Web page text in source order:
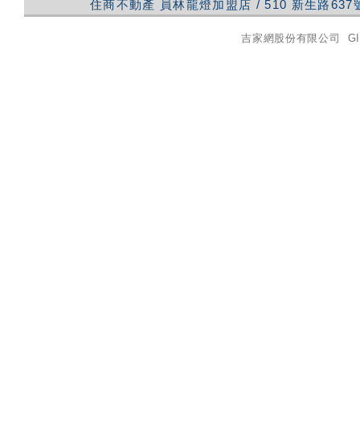
住商不動產 員林龍燈加盟店 /510 新生路637
吉家網股份有限公司